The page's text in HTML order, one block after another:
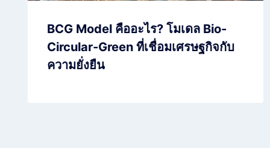
BCG Model คืออะไร? โมเดล Bio-
Circular-Green ที่เชื่อมเศรษฐกิจกับ
ความยั่งยืน